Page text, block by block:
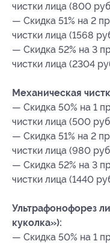
чистки лица (800
— Скидка 51% на 2
чистки лица (1568
— Скидка 52% на 3
чистки лица (2304
Механическая
— Скидка 50% на 1
чистки лица (500
— Скидка 51% на 2
чистки лица (980
— Скидка 52% на 3
чистки лица (1440
Ультрафонофорез
куколка»):
— Скидка 50% на 1